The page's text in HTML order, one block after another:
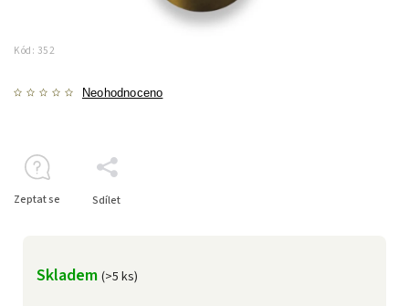
Kód: 352
Neohodnoceno
Skladem (>5 ks)
Zeptat se Sdílet